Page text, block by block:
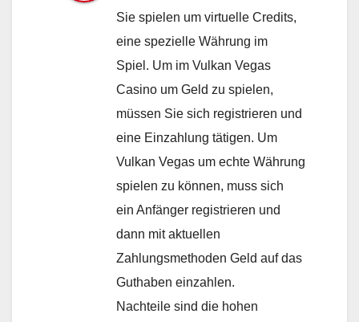
Sie spielen um virtuelle Credits,
eine spezielle Währung im
Spiel. Um im Vulkan Vegas
Casino um Geld zu spielen,
müssen Sie sich registrieren und
eine Einzahlung tätigen. Um
Vulkan Vegas um echte Währung
spielen zu können, muss sich
ein Anfänger registrieren und
dann mit aktuellen
Zahlungsmethoden Geld auf das
Guthaben einzahlen.
Nachteile sind die hohen